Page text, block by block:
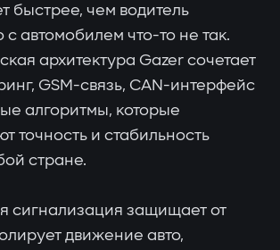
быстрее, чем водитель
с автомобилем что-то не так.
архитектура Gazer сочетает
GSM-связь, CAN-интерфейс
алгоритмы, которые
точность и стабильность
стране.
сигнализация защищает от
движение авто,